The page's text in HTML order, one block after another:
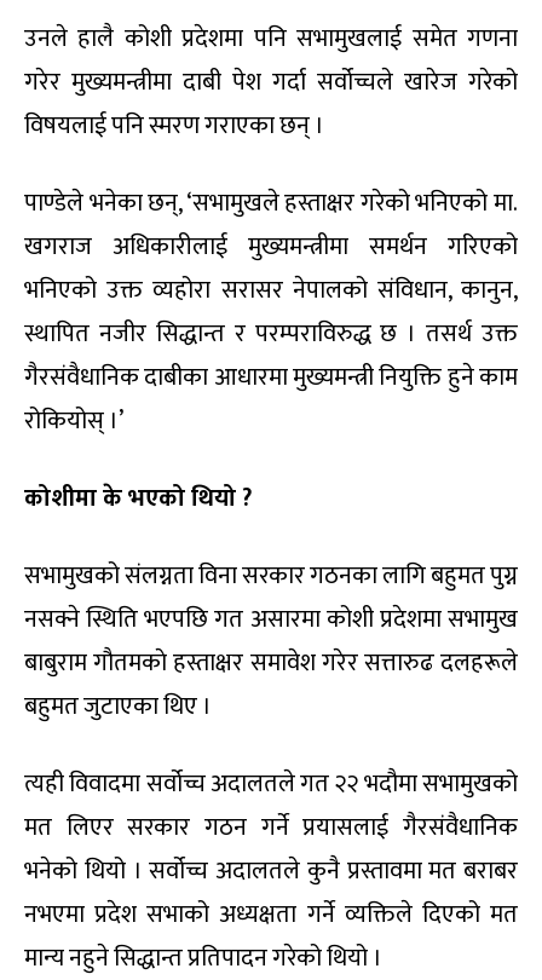
उनले हालै कोशी प्रदेशमा पनि सभामुखलाई समेत गणना
गरेर मुख्यमन्त्रीमा दाबी पेश गर्दा सर्वोच्चले खारेज गरेको
विषयलाई पनि स्मरण गराएका छन् ।
पाण्डेले भनेका छन्, ‘सभामुखले हस्ताक्षर गरेको भनिएको मा.
खगराज अधिकारीलाई मुख्यमन्त्रीमा समर्थन गरिएको
भनिएको उक्त व्यहोरा सरासर नेपालको संविधान, कानुन,
स्थापित नजीर सिद्धान्त र परम्पराविरुद्ध छ । तसर्थ उक्त
गैरसंवैधानिक दाबीका आधारमा मुख्यमन्त्री नियुक्ति हुने काम
रोकियोस् ।’
कोशीमा के भएको थियो ?
सभामुखको संलग्नता विना सरकार गठनका लागि बहुमत पुग्न
नसक्ने स्थिति भएपछि गत असारमा कोशी प्रदेशमा सभामुख
बाबुराम गौतमकाे हस्ताक्षर समावेश गरेर सत्तारुढ दलहरूले
बहुमत जुटाएका थिए ।
त्यही विवादमा सर्वोच्च अदालतले गत २२ भदौमा सभामुखको
मत लिएर सरकार गठन गर्ने प्रयासलाई गैरसंवैधानिक
भनेको थियो । सर्वोच्च अदालतले कुनै प्रस्तावमा मत बराबर
नभएमा प्रदेश सभाको अध्यक्षता गर्ने व्यक्तिले दिएको मत
मान्य नहुने सिद्धान्त प्रतिपादन गरेको थियो ।